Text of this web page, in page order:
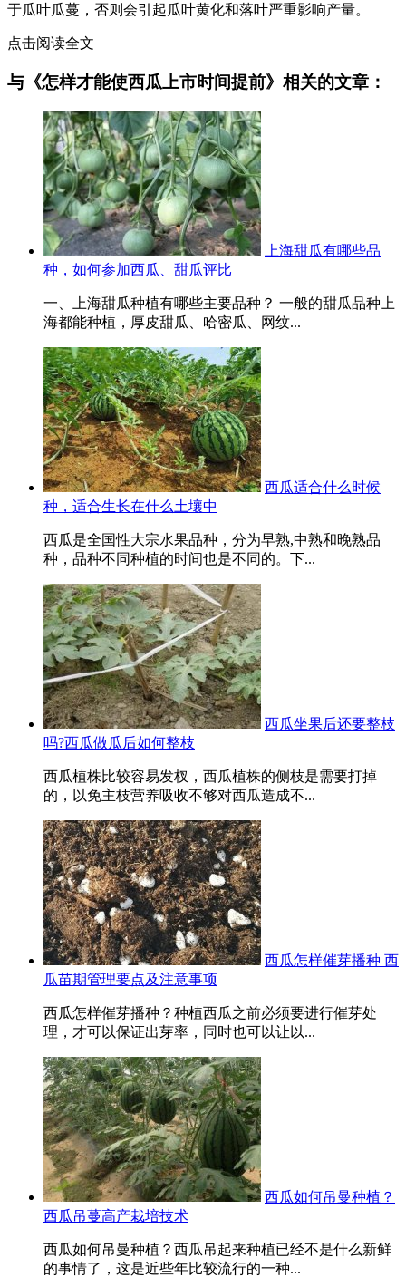
于瓜叶瓜蔓，否则会引起瓜叶黄化和落叶严重影响产量。
点击阅读全文
与《怎样才能使西瓜上市时间提前》相关的文章：
上海甜瓜有哪些品
种，如何参加西瓜、甜瓜评比
一、上海甜瓜种植有哪些主要品种？ 一般的甜瓜品种上
海都能种植，厚皮甜瓜、哈密瓜、网纹...
西瓜适合什么时候
种，适合生长在什么土壤中
西瓜是全国性大宗水果品种，分为早熟,中熟和晚熟品
种，品种不同种植的时间也是不同的。下...
西瓜坐果后还要整枝
吗?西瓜做瓜后如何整枝
西瓜植株比较容易发杈，西瓜植株的侧枝是需要打掉
的，以免主枝营养吸收不够对西瓜造成不...
西瓜怎样催芽播种 西
瓜苗期管理要点及注意事项
西瓜怎样催芽播种？种植西瓜之前必须要进行催芽处
理，才可以保证出芽率，同时也可以让以...
西瓜如何吊曼种植？
西瓜吊蔓高产栽培技术
西瓜如何吊曼种植？西瓜吊起来种植已经不是什么新鲜
的事情了，这是近些年比较流行的一种...